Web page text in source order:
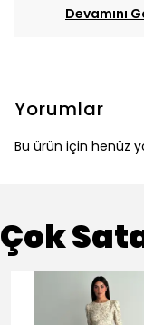
Devamını
Yorumlar
Bu ürün için henüz
Çok